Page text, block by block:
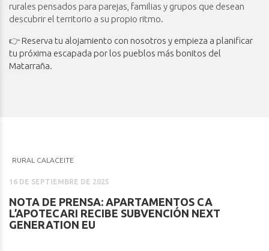
rurales pensados para parejas, familias y grupos que desean
descubrir el territorio a su propio ritmo.
👉 Reserva tu alojamiento con nosotros y empieza a planificar
tu próxima escapada por los pueblos más bonitos del
Matarraña.
RURAL CALACEITE
16 DE SEPTIEMBRE DE 2025
NOTA DE PRENSA: APARTAMENTOS CA
L’APOTECARI RECIBE SUBVENCIÓN NEXT
GENERATION EU